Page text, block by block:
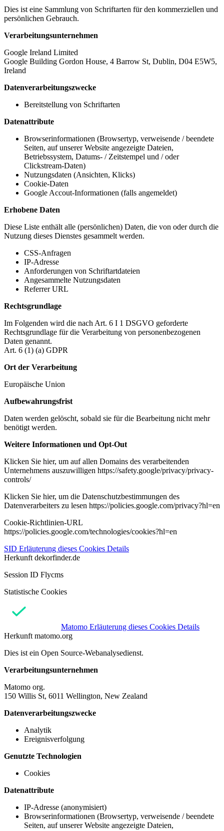
Dies ist eine Sammlung von Schriftarten für den kommerziellen und
persönlichen Gebrauch.
Verarbeitungsunternehmen
Google Ireland Limited
Google Building Gordon House, 4 Barrow St, Dublin, D04 E5W5,
Ireland
Datenverarbeitungszwecke
Bereitstellung von Schriftarten
Datenattribute
Browserinformationen (Browsertyp, verweisende / beendete
Seiten, auf unserer Website angezeigte Dateien,
Betriebssystem, Datums- / Zeitstempel und / oder
Clickstream-Daten)
Nutzungsdaten (Ansichten, Klicks)
Cookie-Daten
Google Accout-Informationen (falls angemeldet)
Erhobene Daten
Diese Liste enthält alle (persönlichen) Daten, die von oder durch die
Nutzung dieses Dienstes gesammelt werden.
CSS-Anfragen
IP-Adresse
Anforderungen von Schriftartdateien
Angesammelte Nutzungsdaten
Referrer URL
Rechtsgrundlage
Im Folgenden wird die nach Art. 6 I 1 DSGVO geforderte
Rechtsgrundlage für die Verarbeitung von personenbezogenen
Daten genannt.
Art. 6 (1) (a) GDPR
Ort der Verarbeitung
Europäische Union
Aufbewahrungsfrist
Daten werden gelöscht, sobald sie für die Bearbeitung nicht mehr
benötigt werden.
Weitere Informationen und Opt-Out
Klicken Sie hier, um auf allen Domains des verarbeitenden
Unternehmens auszuwilligen https://safety.google/privacy/privacy-
controls/
Klicken Sie hier, um die Datenschutzbestimmungen des
Datenverarbeiters zu lesen https://policies.google.com/privacy?hl=en
Cookie-Richtlinien-URL
https://policies.google.com/technologies/cookies?hl=en
SID Erläuterung dieses Cookies Details
Herkunft dekorfinder.de
Session ID Flycms
Statistische Cookies
Matomo Erläuterung dieses Cookies Details
Herkunft matomo.org
Dies ist ein Open Source-Webanalysedienst.
Verarbeitungsunternehmen
Matomo org.
150 Willis St, 6011 Wellington, New Zealand
Datenverarbeitungszwecke
Analytik
Ereignisverfolgung
Genutzte Technologien
Cookies
Datenattribute
IP-Adresse (anonymisiert)
Browserinformationen (Browsertyp, verweisende / beendete
Seiten, auf unserer Website angezeigte Dateien,